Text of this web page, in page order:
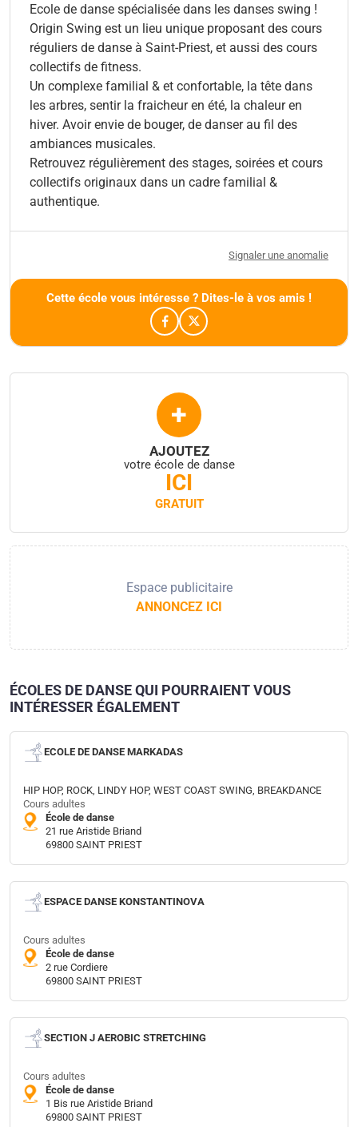
Ecole de danse spécialisée dans les danses swing !
Origin Swing est un lieu unique proposant des cours
réguliers de danse à Saint-Priest, et aussi des cours
collectifs de fitness.
Un complexe familial & et confortable, la tête dans
les arbres, sentir la fraicheur en été, la chaleur en
hiver. Avoir envie de bouger, de danser au fil des
ambiances musicales.
Retrouvez régulièrement des stages, soirées et cours
collectifs originaux dans un cadre familial &
authentique.
Signaler une anomalie
Cette école vous intéresse ? Dites-le à vos amis !
+
AJOUTEZ
votre école de danse
ICI
GRATUIT
Espace publicitaire
ANNONCEZ ICI
ÉCOLES DE DANSE QUI POURRAIENT VOUS
INTÉRESSER ÉGALEMENT
ECOLE DE DANSE MARKADAS
HIP HOP, ROCK, LINDY HOP, WEST COAST SWING, BREAKDANCE
Cours adultes
École de danse
21 rue Aristide Briand
69800 SAINT PRIEST
ESPACE DANSE KONSTANTINOVA
Cours adultes
École de danse
2 rue Cordiere
69800 SAINT PRIEST
SECTION J AEROBIC STRETCHING
Cours adultes
École de danse
1 Bis rue Aristide Briand
69800 SAINT PRIEST